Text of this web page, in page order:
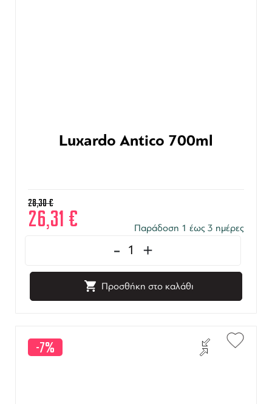
Luxardo Antico 700ml
28,30€
26,31 € Παράδοση 1 έως 3 ημέρες
- +
Προσθήκη στο καλάθι
-7%